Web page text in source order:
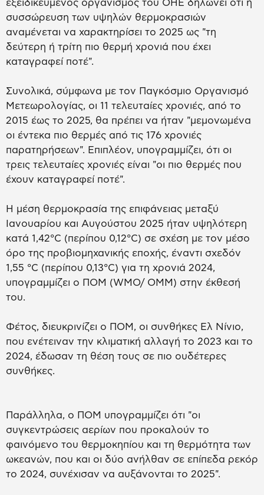
εξειδικευμένος οργανισμός του ΟΗΕ δηλώνει ότι η
συσσώρευση των υψηλών θερμοκρασιών
αναμένεται να χαρακτηρίσει το 2025 ως "τη
δεύτερη ή τρίτη πιο θερμή χρονιά που έχει
καταγραφεί ποτέ".
Συνολικά, σύμφωνα με τον Παγκόσμιο Οργανισμό
Μετεωρολογίας, οι 11 τελευταίες χρονιές, από το
2015 έως το 2025, θα πρέπει να ήταν "μεμονωμένα
οι έντεκα πιο θερμές από τις 176 χρονιές
παρατηρήσεων". Επιπλέον, υπογραμμίζει, ότι οι
τρεις τελευταίες χρονιές είναι "οι πιο θερμές που
έχουν καταγραφεί ποτέ".
Η μέση θερμοκρασία της επιφάνειας μεταξύ
Ιανουαρίου και Αυγούστου 2025 ήταν υψηλότερη
κατά 1,42°C (περίπου 0,12°C) σε σχέση με τον μέσο
όρο της προβιομηχανικής εποχής, έναντι σχεδόν
1,55 °C (περίπου 0,13°C) για τη χρονιά 2024,
υπογραμμίζει ο ΠΟΜ (WMO/ OMM) στην έκθεσή
του.
Φέτος, διευκρινίζει ο ΠΟΜ, οι συνθήκες Ελ Νίνιο,
που ενέτειναν την κλιματική αλλαγή το 2023 και το
2024, έδωσαν τη θέση τους σε πιο ουδέτερες
συνθήκες.
Παράλληλα, ο ΠΟΜ υπογραμμίζει ότι "οι
συγκεντρώσεις αερίων που προκαλούν το
φαινόμενο του θερμοκηπίου και τη θερμότητα των
ωκεανών, που και οι δύο ανήλθαν σε επίπεδα ρεκόρ
το 2024, συνέχισαν να αυξάνονται το 2025".